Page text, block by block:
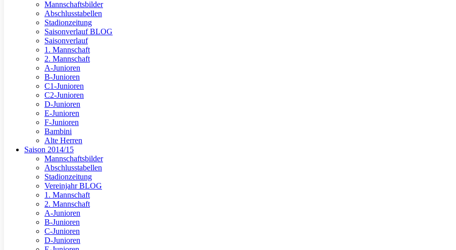
Mannschaftsbilder
Abschlusstabellen
Stadionzeitung
Saisonverlauf BLOG
Saisonverlauf
1. Mannschaft
2. Mannschaft
A-Junioren
B-Junioren
C1-Junioren
C2-Junioren
D-Junioren
E-Junioren
F-Junioren
Bambini
Alte Herren
Saison 2014/15
Mannschaftsbilder
Abschlusstabellen
Stadionzeitung
Vereinjahr BLOG
1. Mannschaft
2. Mannschaft
A-Junioren
B-Junioren
C-Junioren
D-Junioren